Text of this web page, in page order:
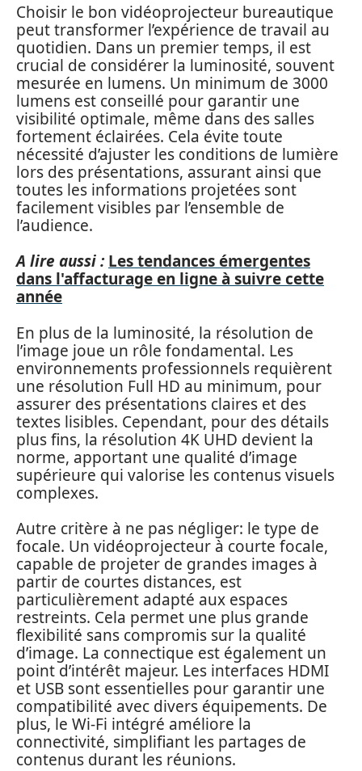
Choisir le bon vidéoprojecteur bureautique
peut transformer l’expérience de travail au
quotidien. Dans un premier temps, il est
crucial de considérer la luminosité, souvent
mesurée en lumens. Un minimum de 3000
lumens est conseillé pour garantir une
visibilité optimale, même dans des salles
fortement éclairées. Cela évite toute
nécessité d’ajuster les conditions de lumière
lors des présentations, assurant ainsi que
toutes les informations projetées sont
facilement visibles par l’ensemble de
l’audience.
A lire aussi : Les tendances émergentes
dans l'affacturage en ligne à suivre cette
année
En plus de la luminosité, la résolution de
l’image joue un rôle fondamental. Les
environnements professionnels requièrent
une résolution Full HD au minimum, pour
assurer des présentations claires et des
textes lisibles. Cependant, pour des détails
plus fins, la résolution 4K UHD devient la
norme, apportant une qualité d’image
supérieure qui valorise les contenus visuels
complexes.
Autre critère à ne pas négliger: le type de
focale. Un vidéoprojecteur à courte focale,
capable de projeter de grandes images à
partir de courtes distances, est
particulièrement adapté aux espaces
restreints. Cela permet une plus grande
flexibilité sans compromis sur la qualité
d’image. La connectique est également un
point d’intérêt majeur. Les interfaces HDMI
et USB sont essentielles pour garantir une
compatibilité avec divers équipements. De
plus, le Wi-Fi intégré améliore la
connectivité, simplifiant les partages de
contenus durant les réunions.